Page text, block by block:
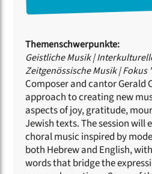
Themenschwerpunkte:
Geistliche Musik|
Zeitgenössische Musik|Fokus
Composer and cantor Gerald
approach to creating new
aspects of joy, gratitude,
Jewish texts. The session will
choral music inspired by
both Hebrew and English,
words that bridge the